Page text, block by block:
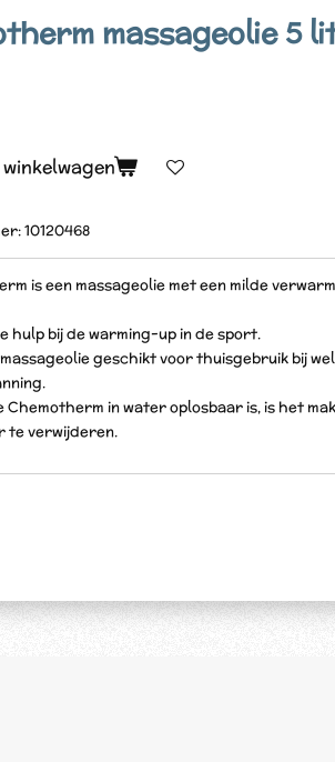
massageolie 5
winkelwagen
10120468
is een massageolie met een milde
hulp bij de warming-up in de sport.
geschikt voor thuisgebruik bij
Chemotherm in water oplosbaar is, is het
te verwijderen.